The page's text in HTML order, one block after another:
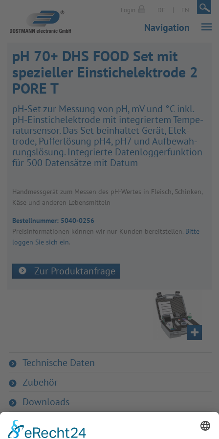
Login DE | EN |
Navigation
pH 70+ DHS FOOD Set mit
spezieller Einstichelektrode 2
PORE T
pH-Set zur Mes­sung von pH, mV und °C inkl.
pH-Ein­sti­ch­elek­trode mit inte­grier­tem Tem­pe­
ra­tur­sen­sor. Das Set beinhal­tet Gerät, Elek­
trode, Puf­fer­lö­sung pH4, pH7 und Auf­be­wah­
rungs­lö­sung. Inte­grierte Daten­log­ger­funk­tion
für 500 Daten­sätze mit Datum
Hand­mess­ge­rät zum Mes­sen des pH-Wer­tes in Fleisch, Schin­ken,
Käse und ande­ren Lebens­mit­teln
Bestellnummer: 5040-0256
Preis­in­for­ma­tio­nen kön­nen wir nur Kun­den bereit­stel­len. Bitte
loggen Sie sich ein.
Zur Produktanfrage
Technische Daten
Zubehör
Downloads
Zurück zur Übersicht